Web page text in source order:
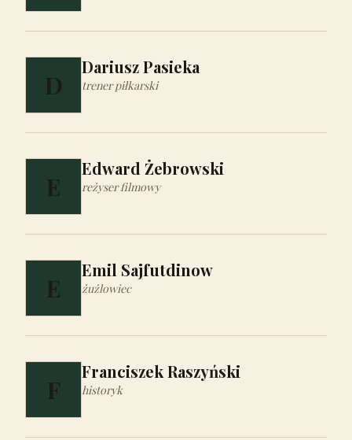
D
Dariusz Pasieka
trener piłkarski
E
Edward Żebrowski
reżyser filmowy
E
Emil Sajfutdinow
żużlowiec
F
Franciszek Raszyński
historyk